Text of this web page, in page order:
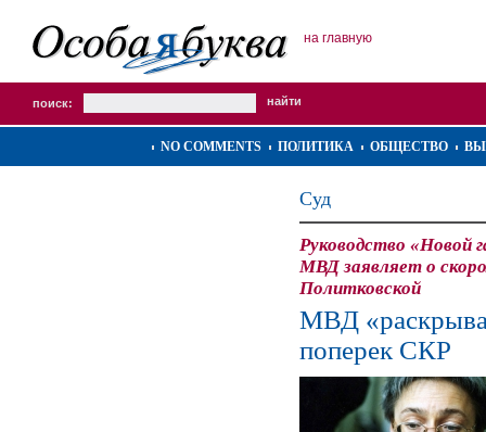
на главную
поиск:
NO COMMENTS ПОЛИТИКА ОБЩЕСТВО
Суд
Руководство «Новой
МВД заявляет о
Политковской
МВД
поперек СКР